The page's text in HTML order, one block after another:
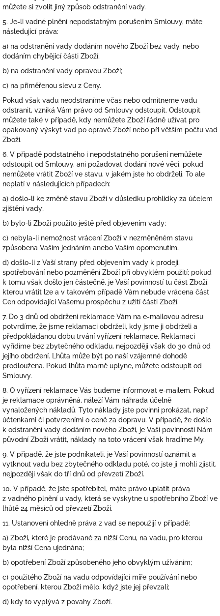
můžete si zvolit jiný způsob odstranění vady.
5. Je-li vadné plnění nepodstatným porušením Smlouvy, máte
následující práva:
a) na odstranění vady dodáním nového Zboží bez vady, nebo
dodáním chybějící části Zboží;
b) na odstranění vady opravou Zboží;
c) na přiměřenou slevu z Ceny.
Pokud však vadu neodstraníme včas nebo odmítneme vadu
odstranit, vzniká Vám právo od Smlouvy odstoupit. Odstoupit
můžete také v případě, kdy nemůžete Zboží řádně užívat pro
opakovaný výskyt vad po opravě Zboží nebo při větším počtu vad
Zboží.
6. V případě podstatného i nepodstatného porušení nemůžete
odstoupit od Smlouvy, ani požadovat dodání nové věci, pokud
nemůžete vrátit Zboží ve stavu, v jakém jste ho obdrželi. To ale
neplatí v následujících případech:
a) došlo-li ke změně stavu Zboží v důsledku prohlídky za účelem
zjištění vady;
b) bylo-li Zboží použito ještě před objevením vady;
c) nebyla-li nemožnost vrácení Zboží v nezměněném stavu
způsobena Vaším jednáním anebo Vaším opomenutím,
d) došlo-li z Vaší strany před objevením vady k prodeji,
spotřebování nebo pozměnění Zboží při obvyklém použití; pokud
k tomu však došlo jen částečně, je Vaší povinností tu část Zboží,
kterou vrátit lze a v takovém případě Vám nebude vrácena část
Cen odpovídající Vašemu prospěchu z užití části Zboží.
7. Do 3 dnů od obdržení reklamace Vám na e-mailovou adresu
potvrdíme, že jsme reklamaci obdrželi, kdy jsme ji obdrželi a
předpokládanou dobu trvání vyřízení reklamace. Reklamaci
vyřídíme bez zbytečného odkladu, nejpozději však do 30 dnů od
jejího obdržení. Lhůta může být po naší vzájemné dohodě
prodloužena. Pokud lhůta marně uplyne, můžete odstoupit od
Smlouvy.
8. O vyřízení reklamace Vás budeme informovat e-mailem. Pokud
je reklamace oprávněná, náleží Vám náhrada účelně
vynaložených nákladů. Tyto náklady jste povinni prokázat, např.
účtenkami či potvrzeními o ceně za dopravu. V případě, že došlo
k odstranění vady dodáním nového Zboží, je Vaší povinností Nám
původní Zboží vrátit, náklady na toto vrácení však hradíme My.
9. V případě, že jste podnikateli, je Vaší povinností oznámit a
vytknout vadu bez zbytečného odkladu poté, co jste ji mohli zjistit,
nejpozději však do tří dnů od převzetí Zboží.
10. V případě, že jste spotřebitel, máte právo uplatit práva
z vadného plnění u vady, která se vyskytne u spotřebního Zboží ve
lhůtě 24 měsíců od převzetí Zboží.
11. Ustanovení ohledně práva z vad se nepoužijí v případě:
a) Zboží, které je prodávané za nižší Cenu, na vadu, pro kterou
byla nižší Cena ujednána;
b) opotřebení Zboží způsobeného jeho obvyklým užíváním;
c) použitého Zboží na vadu odpovídající míře používání nebo
opotřebení, kterou Zboží mělo, když jste jej převzali;
d) kdy to vyplývá z povahy Zboží.